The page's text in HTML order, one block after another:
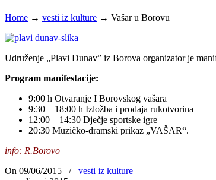
Home → vesti iz kulture → Vašar u Borovu
Udruženje „Plavi Dunav” iz Borova organizator je
Program manifestacije:
9:00 h Otvaranje I Borovskog vašara
9:30 – 18:00 h Izložba i prodaja rukotvorina
12:00 – 14:30 Dječje sportske igre
20:30 Muzičko-dramski prikaz „VAŠAR“.
info: R.Borovo
On 09/06/2015
/
vesti iz kulture